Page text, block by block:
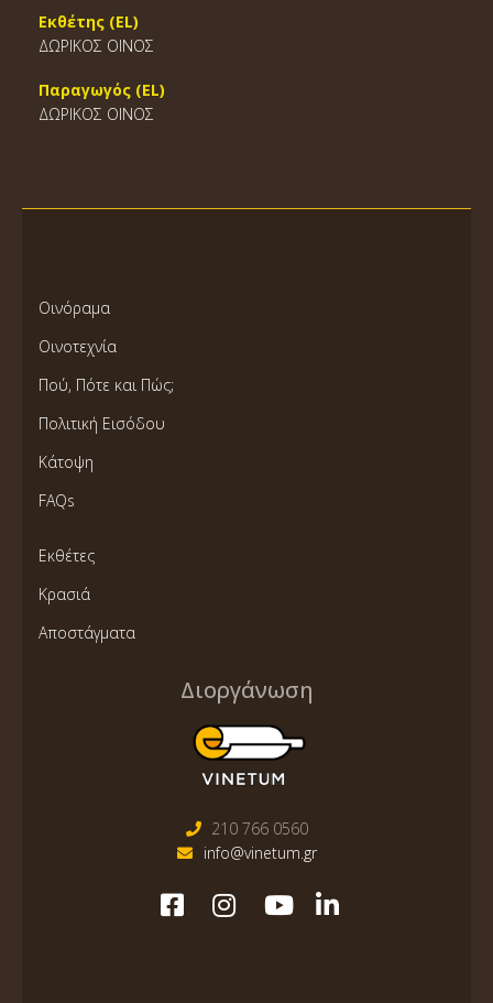
Εκθέτης (EL)
ΔΩΡΙΚΟΣ ΟΙΝΟΣ
Παραγωγός (EL)
ΔΩΡΙΚΟΣ ΟΙΝΟΣ
Οινόραμα
Οινοτεχνία
Πού, Πότε και Πώς;
Πολιτική Εισόδου
Κάτοψη
FAQs
Εκθέτες
Κρασιά
Αποστάγματα
Διοργάνωση
210 766 0560
info@vinetum.gr